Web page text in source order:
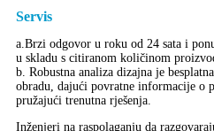
Servis
a.Brzi odgovor u roku od 24 sata i
u skladu s citiranom količinom
b. Robustna analiza dizajna je
obradu, dajući povratne informacije o
pružajući trenutna rješenja.
Inženjeri na raspolaganju da